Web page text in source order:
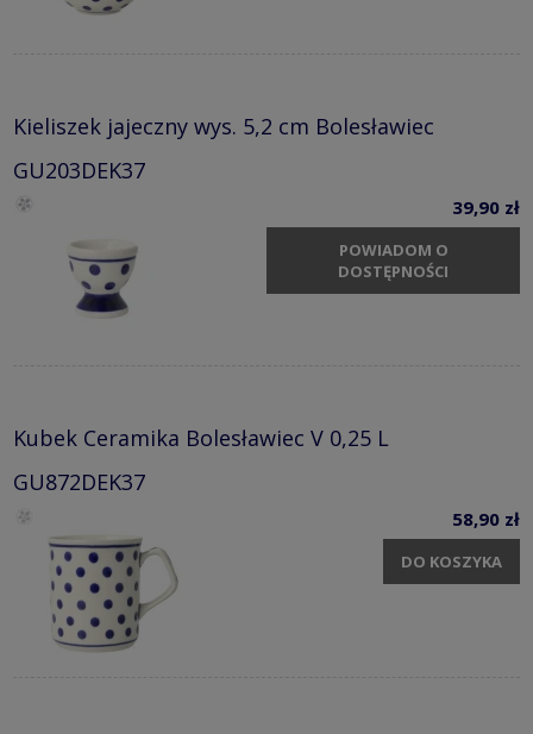
Kieliszek jajeczny wys. 5,2 cm Bolesławiec
GU203DEK37
39,90 zł
POWIADOM O
DOSTĘPNOŚCI
Kubek Ceramika Bolesławiec V 0,25 L
GU872DEK37
58,90 zł
DO KOSZYKA